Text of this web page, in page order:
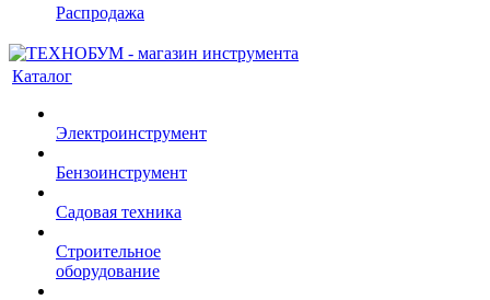
Распродажа
Каталог
Электроинструмент
Бензоинструмент
Садовая техника
Строительное
оборудование